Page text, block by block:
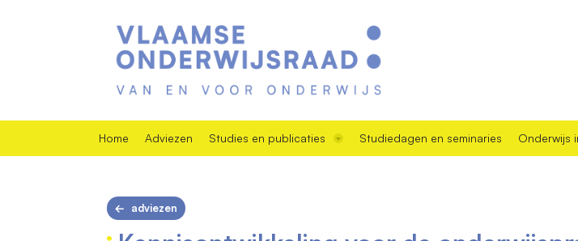
Home Adviezen Studies en publicaties Studiedagen en seminaries Onderwijs
adviezen